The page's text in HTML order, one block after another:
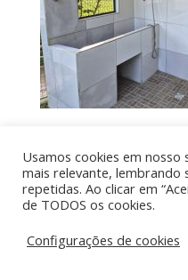
Por aí de Barraca -
por
Usamos cookies em
mais relevante, lembrando
repetidas. Ao clicar em
de TODOS os cookies.
Configurações de cookies